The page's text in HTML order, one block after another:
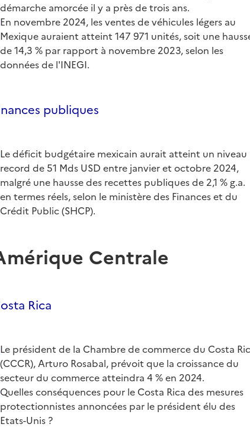
démarche amorcée il y a près de trois ans.
En novembre 2024, les ventes de véhicules légers au
Mexique auraient atteint 147 971 unités, soit une
de 14,3 % par rapport à novembre 2023, selon les
données de l'INEGI.
publiques
Le déficit budgétaire mexicain aurait atteint un niveau
record de 51 Mds USD entre janvier et octobre 2024,
malgré une hausse des recettes publiques de 2,1 % g.a.
en termes réels, selon le ministère des Finances et du
Crédit Public (SHCP).
Centrale
Rica
Le président de la Chambre de commerce du Costa
(CCCR), Arturo Rosabal, prévoit que la croissance du
secteur du commerce atteindra 4 % en 2024.
Quelles conséquences pour le Costa Rica des mesures
protectionnistes annoncées par le président élu des
Etats-Unis ?